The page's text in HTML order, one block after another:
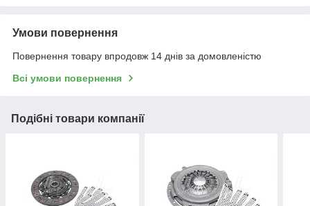
Умови повернення
Повернення товару впродовж 14 днів за домовленістю
Всі умови повернення
Подібні товари компанії